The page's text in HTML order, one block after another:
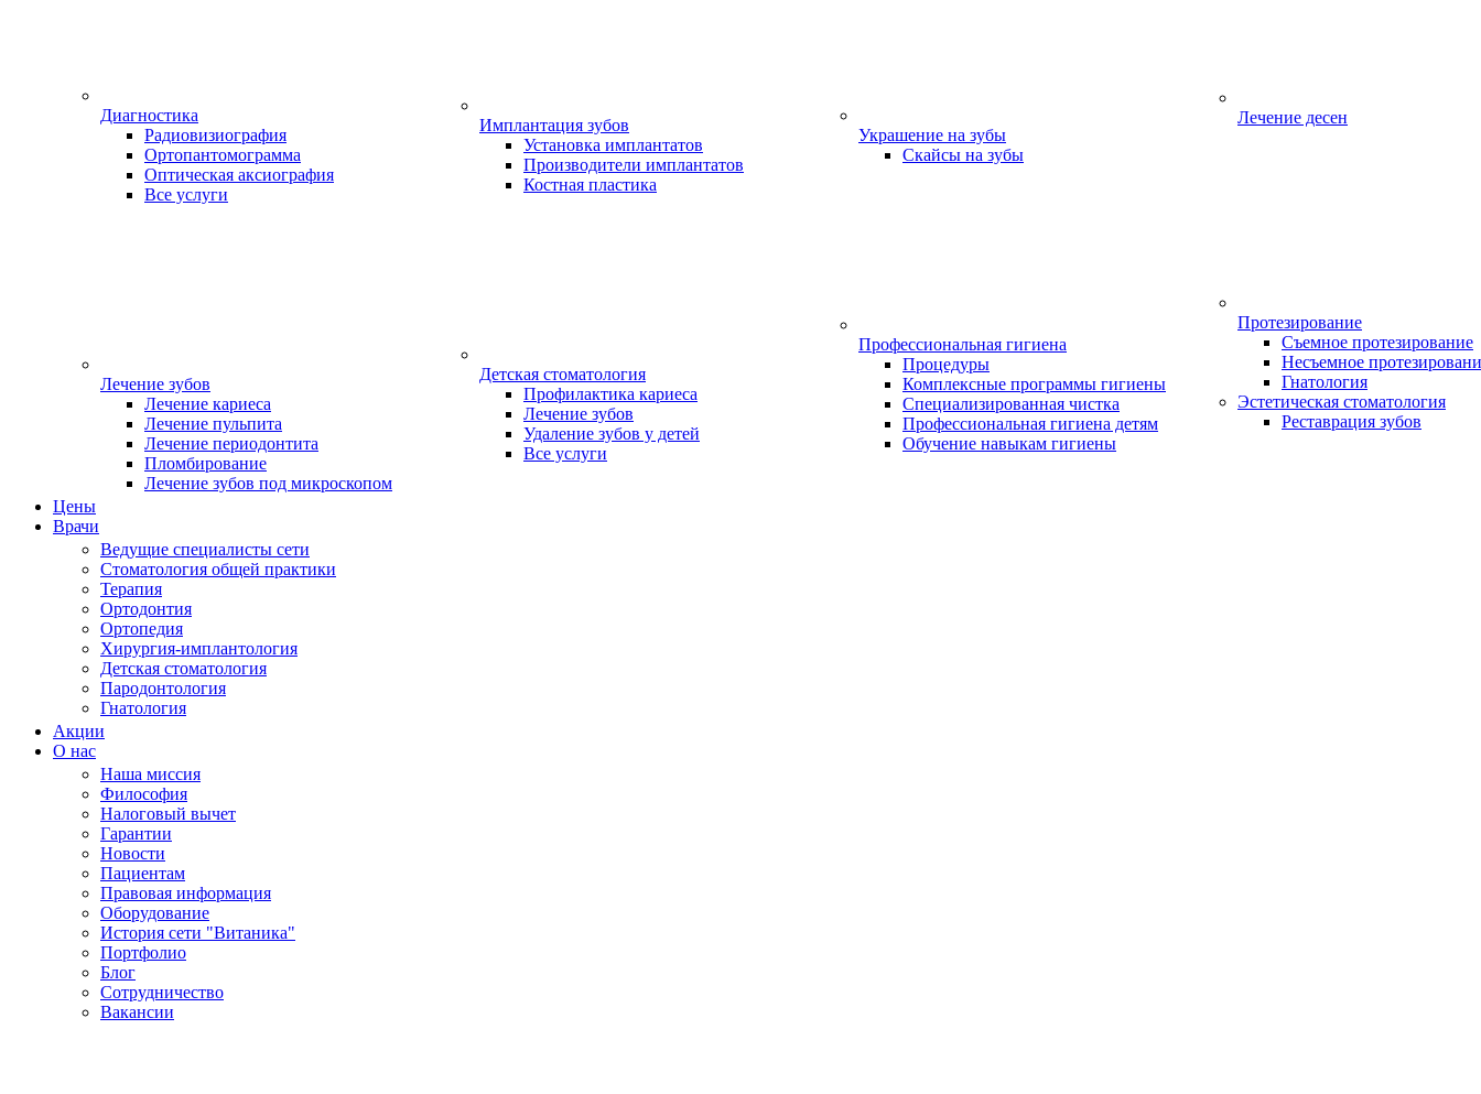
Диагностика
Радиовизиография
Ортопантомограмма
Оптическая аксиография
Все услуги
Лечение зубов
Лечение кариеса
Лечение пульпита
Лечение периодонтита
Пломбирование
Лечение зубов под микроскопом
Имплантация зубов
Установка имплантатов
Производители имплантатов
Костная пластика
Детская стоматология
Профилактика кариеса
Лечение зубов
Удаление зубов у детей
Все услуги
Украшение на зубы
Скайсы на зубы
Профессиональная гигиена
Процедуры
Комплексные программы гигиены
Специализированная чистка
Профессиональная гигиена детям
Обучение навыкам гигиены
Лечение десен
Протезирование
Съемное протезирование
Несъемное
Гнатология
Эстетическая стоматология
Реставрация зубов
Цены
Врачи
Ведущие специалисты сети
Стоматология общей практики
Терапия
Ортодонтия
Ортопедия
Хирургия-имплантология
Детская стоматология
Пародонтология
Гнатология
Акции
О нас
Наша миссия
Философия
Налоговый вычет
Гарантии
Новости
Пациентам
Правовая информация
Оборудование
История сети "Витаника"
Портфолио
Блог
Сотрудничество
Вакансии